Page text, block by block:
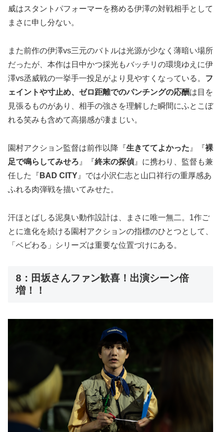
威はスタントパフォーマーを務める伊澤の対戦相手として
まさに申し分ない。
また前作の伊澤vs三元のバトルは光源が少なく薄暗い場所
だったが、本作は日中かつ採光もバッチリの環境ゆえに伊
澤vs丞威戦の一挙手一投足がより見やすくなっている。 フ
ェイントや寸止め、ゼロ距離でのパンチングの応酬は目を
見張るものがあり、相手の強さを理解した瞬間にふとこぼ
れる笑みも含めて高揚感が凄まじい。
園村アクション監督は前作以降『生きててよかった 』『裸
足で鳴らしてみせろ 』『終末の探偵 』に携わり、監督も兼
任した『 BAD CITY 』では小沢仁志と山口祥行の重厚感あ
ふれる肉弾戦を描いてみせた。
汗ほとばしる泥臭い動作設計は、まさに唯一無二。1作ご
とに進化を続ける園村アクションの指標のひとつとして、
「ベビわる」シリーズは重要な位置づけにある。
8：田坂さんファン歓喜！出演シーン倍
増！！